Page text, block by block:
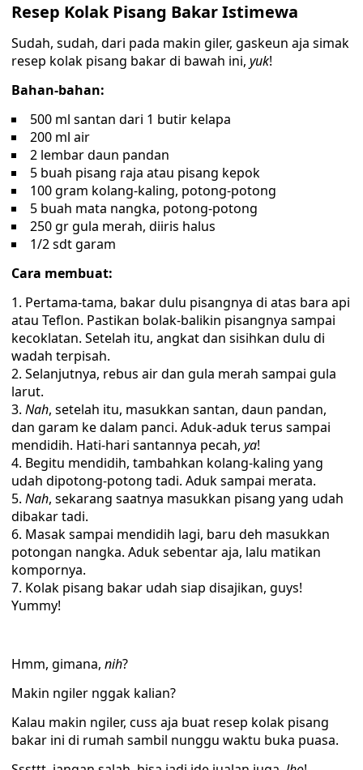
Resep Kolak Pisang Bakar Istimewa
Sudah, sudah, dari pada makin giler, gaskeun aja simak
resep kolak pisang bakar di bawah ini, yuk!
Bahan-bahan:
500 ml santan dari 1 butir kelapa
200 ml air
2 lembar daun pandan
5 buah pisang raja atau pisang kepok
100 gram kolang-kaling, potong-potong
5 buah mata nangka, potong-potong
250 gr gula merah, diiris halus
1/2 sdt garam
Cara membuat:
Pertama-tama, bakar dulu pisangnya di atas bara api
atau Teflon. Pastikan bolak-balikin pisangnya sampai
kecoklatan. Setelah itu, angkat dan sisihkan dulu di
wadah terpisah.
Selanjutnya, rebus air dan gula merah sampai gula
larut.
Nah, setelah itu, masukkan santan, daun pandan,
dan garam ke dalam panci. Aduk-aduk terus sampai
mendidih. Hati-hari santannya pecah, ya!
Begitu mendidih, tambahkan kolang-kaling yang
udah dipotong-potong tadi. Aduk sampai merata.
Nah, sekarang saatnya masukkan pisang yang udah
dibakar tadi.
Masak sampai mendidih lagi, baru deh masukkan
potongan nangka. Aduk sebentar aja, lalu matikan
kompornya.
Kolak pisang bakar udah siap disajikan, guys!
Yummy!
Hmm, gimana, nih?
Makin ngiler nggak kalian?
Kalau makin ngiler, cuss aja buat resep kolak pisang
bakar ini di rumah sambil nunggu waktu buka puasa.